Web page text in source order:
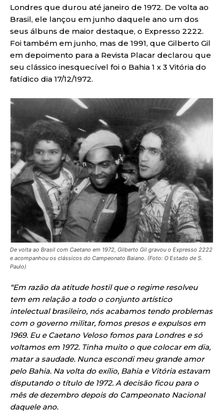
Londres que durou até janeiro de 1972. De volta ao
Brasil, ele lançou em junho daquele ano um dos
seus álbuns de maior destaque, o Expresso 2222.
Foi também em junho, mas de 1991, que Gilberto Gil
em depoimento para a Revista Placar declarou que
seu clássico inesquecível foi o Bahia 1 x 3 Vitória do
fatídico dia 17/12/1972.
De volta ao Brasil com Caetano em 1972, Gilberto Gil gravou o Expresso 2222
e acompanhou os clássicos do Campeonato Baiano. (Foto: O Estado de S.
Paulo)
“Em razão da atitude hostil que o regime resolveu
tem em relação a todo o conjunto artístico
intelectual brasileiro, nós acabamos tendo problemas
com o governo militar, fomos presos e expulsos em
1969. Eu e Caetano Veloso fomos para Londres e só
voltamos em 1972. Tinha muito o que colocar em dia,
matar a saudade. Nunca escondi meu grande amor
pelo Bahia. Na volta do exílio, Bahia e Vitória estavam
disputando o título de 1972. A decisão ficou para o
mês de dezembro depois do Campeonato Nacional
daquele ano.